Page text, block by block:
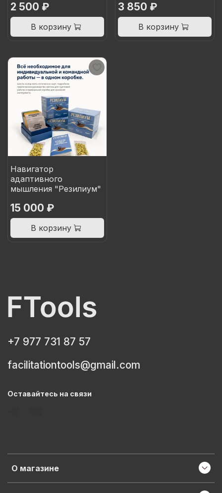
2 500 ₽
В корзину
3 850 ₽
В корзину
Навигатор
адаптивного
мышления "Резилиум"
15 000 ₽
В корзину
О магазине
+7 977 731 87 57
facilitationtools@gmail.com
Оставайтесь на связи